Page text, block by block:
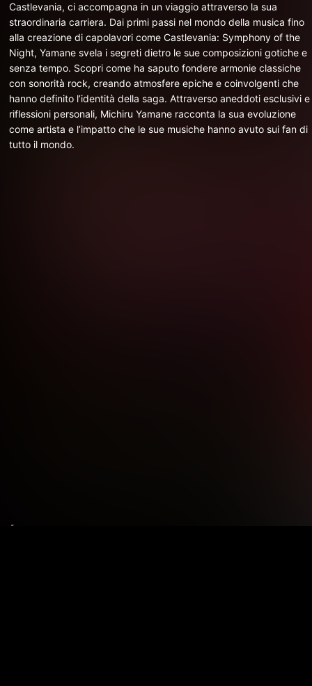
Castlevania, ci accompagna in un viaggio attraverso la sua
straordinaria carriera. Dai primi passi nel mondo della musica fino
alla creazione di capolavori come Castlevania: Symphony of the
Night, Yamane svela i segreti dietro le sue composizioni gotiche e
senza tempo. Scopri come ha saputo fondere armonie classiche
con sonorità rock, creando atmosfere epiche e coinvolgenti che
hanno definito l’identità della saga. Attraverso aneddoti esclusivi e
riflessioni personali, Michiru Yamane racconta la sua evoluzione
come artista e l’impatto che le sue musiche hanno avuto sui fan di
tutto il mondo.